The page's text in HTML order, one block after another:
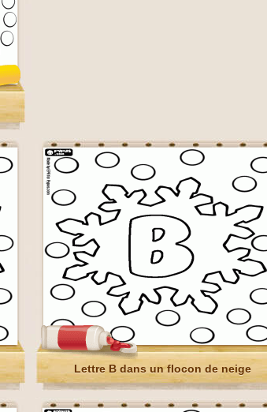
Lettre B dans un flocon de neige